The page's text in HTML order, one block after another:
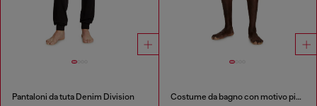
Pantaloni da tuta Denim Division Costume da bagno con motivo pied-de-poule sfumato